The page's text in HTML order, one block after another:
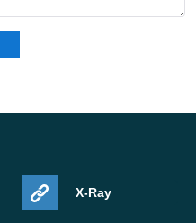
файлы из
в информационных
Mojang AB, и этот
X-Ray